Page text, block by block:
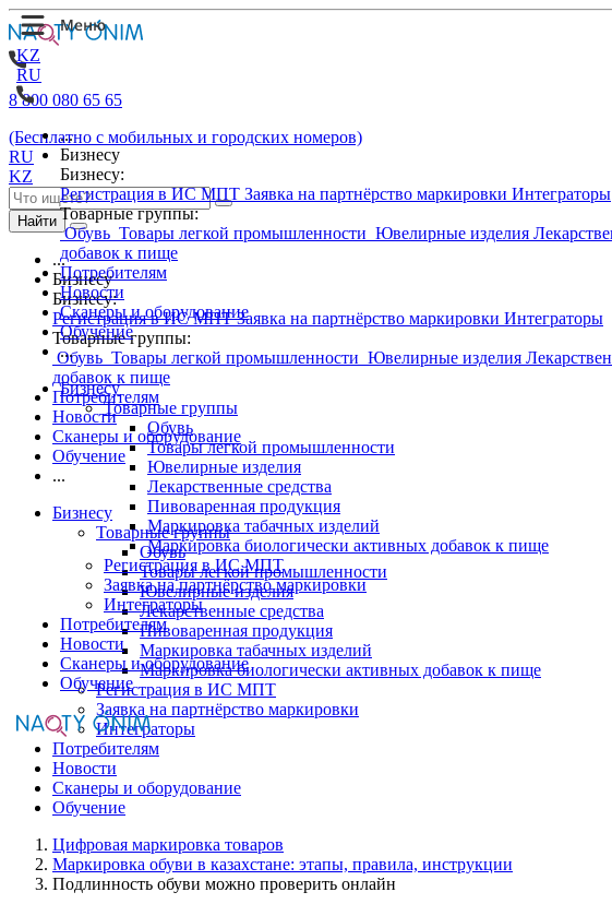
KZ
RU
...
Бизнесу
Бизнесу:
Регистрация в ИС МПТ Заявка на партнёрство маркировки Интеграторы
Товарные группы:
Обувь Товары легкой промышленности Ювелирные изделия
добавок к пище
Потребителям
Новости
Сканеры и оборудование
Обучение
...
Бизнесу
Товарные группы
Обувь
Товары легкой промышленности
Ювелирные изделия
Лекарственные средства
Пивоваренная продукция
Маркировка табачных изделий
Маркировка биологически активных добавок к пище
Регистрация в ИС МПТ
Заявка на партнёрство маркировки
Интеграторы
Потребителям
Новости
Сканеры и оборудование
Обучение
8 800 080 65 65
(Бесплатно с мобильных и городских номеров)
RU
KZ
Найти
...
Бизнесу
Бизнесу:
Регистрация в ИС МПТЗаявка на партнёрство маркировки Интеграторы
Товарные группы:
Обувь Товары легкой промышленности Ювелирные изделия
добавок к пище
Потребителям
Новости
Сканеры и оборудование
Обучение
...
Бизнесу
Товарные группы
Обувь
Товары легкой промышленности
Ювелирные изделия
Лекарственные средства
Пивоваренная продукция
Маркировка табачных изделий
Маркировка биологически активных добавок к пище
Регистрация в ИС МПТ
Заявка на партнёрство маркировки
Интеграторы
Потребителям
Новости
Сканеры и оборудование
Обучение
Цифровая маркировка товаров
Маркировка обуви в казахстане: этапы, правила, инструкции
Подлинность обуви можно проверить онлайн